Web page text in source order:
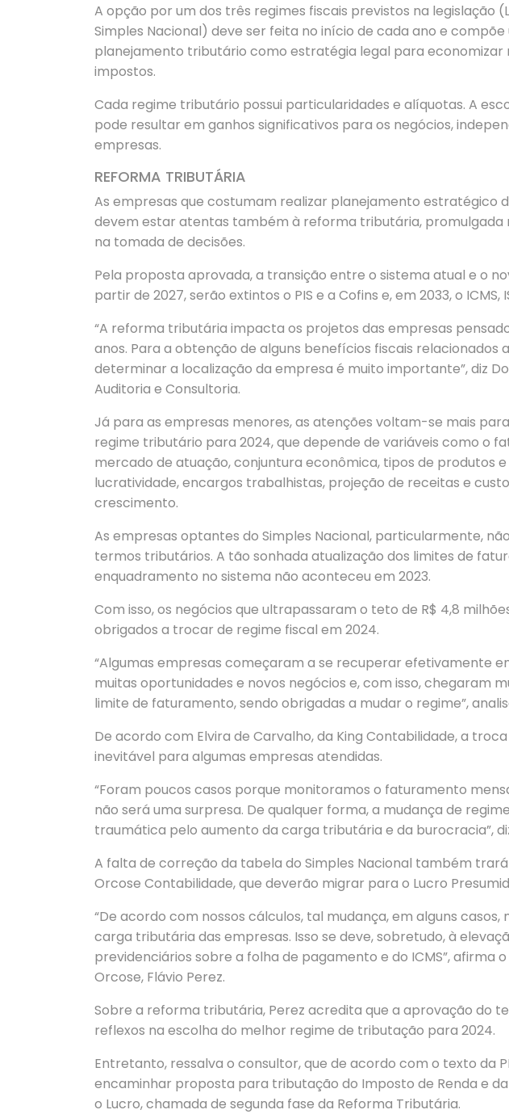
A opção por um dos três regimes fiscais previstos na legislação
Simples Nacional) deve ser feita no início de cada ano e
planejamento tributário como estratégia legal para economizar
impostos.
Cada regime tributário possui particularidades e alíquotas. A
pode resultar em ganhos significativos para os negócios,
empresas.
REFORMA TRIBUTÁRIA
As empresas que costumam realizar planejamento estratégico
devem estar atentas também à reforma tributária,
na tomada de decisões.
Pela proposta aprovada, a transição entre o sistema atual e o
partir de 2027, serão extintos o PIS e a Cofins e, em 2033, o ICMS,
“A reforma tributária impacta os projetos das empresas
anos. Para a obtenção de alguns benefícios fiscais relacionados
determinar a localização da empresa é muito importante”, diz
Auditoria e Consultoria.
Já para as empresas menores, as atenções voltam-se mais
regime tributário para 2024, que depende de variáveis como o
mercado de atuação, conjuntura econômica, tipos de produtos
lucratividade, encargos trabalhistas, projeção de receitas e
crescimento.
As empresas optantes do Simples Nacional, particularmente,
termos tributários. A tão sonhada atualização dos limites de
enquadramento no sistema não aconteceu em 2023.
Com isso, os negócios que ultrapassaram o teto de R$ 4,8
obrigados a trocar de regime fiscal em 2024.
“Algumas empresas começaram a se recuperar efetivamente
muitas oportunidades e novos negócios e, com isso, chegaram
limite de faturamento, sendo obrigadas a mudar o regime”,
De acordo com Elvira de Carvalho, da King Contabilidade, a
inevitável para algumas empresas atendidas.
“Foram poucos casos porque monitoramos o faturamento
não será uma surpresa. De qualquer forma, a mudança de
traumática pelo aumento da carga tributária e da burocracia”,
A falta de correção da tabela do Simples Nacional também
Orcose Contabilidade, que deverão migrar para o Lucro
“De acordo com nossos cálculos, tal mudança, em alguns casos,
carga tributária das empresas. Isso se deve, sobretudo, à
previdenciários sobre a folha de pagamento e do ICMS”, afirma
Orcose, Flávio Perez.
Sobre a reforma tributária, Perez acredita que a aprovação do
reflexos na escolha do melhor regime de tributação para 2024.
Entretanto, ressalva o consultor, que de acordo com o texto da
encaminhar proposta para tributação do Imposto de Renda e
o Lucro, chamada de segunda fase da Reforma Tributária.